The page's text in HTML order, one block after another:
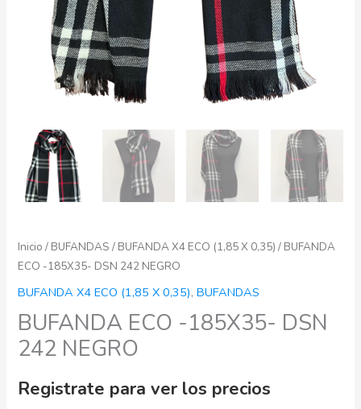
Inicio / BUFANDAS / BUFANDA X4 ECO (1,85 X 0,35) / BUFANDA
ECO -185X35- DSN 242 NEGRO
BUFANDA X4 ECO (1,85 X 0,35),BUFANDAS
BUFANDA ECO -185X35- DSN
242 NEGRO
Registrate para ver los precios